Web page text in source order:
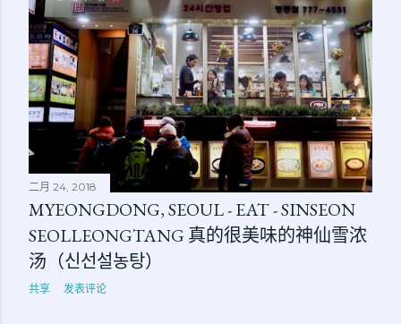
二月 24, 2018
MYEONGDONG, SEOUL - EAT - SINSEON
SEOLLEONGTANG 真的很美味的神仙雪浓
汤（신선설농탕）
共享 发表评论